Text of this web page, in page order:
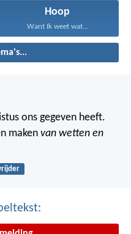
Hoop
Want Ik weet wat...
ons gegeven heeft.
maken van wetten en